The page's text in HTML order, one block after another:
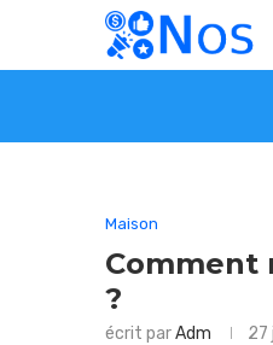
Maison
Comment
?
écrit parAdm 27